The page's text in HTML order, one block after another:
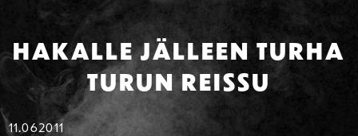
HAKALLE JÄLLEEN TURHA
TURUN REISSU
11.062011